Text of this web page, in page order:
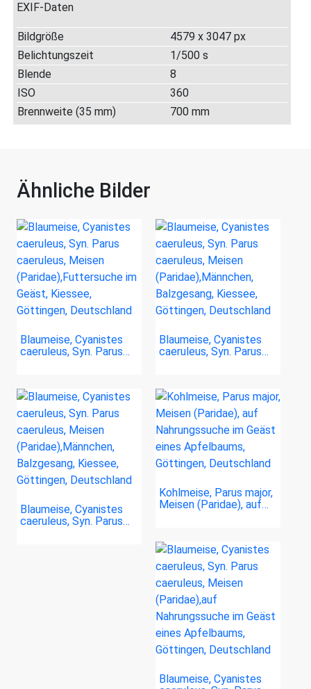
EXIF-Daten
Bildgröße
4579 x 3047 px
Belichtungszeit
1/500 s
Blende
8
ISO
360
Brennweite (35 mm)
700 mm
Ähnliche Bilder
Blaumeise, Cyanistes
caeruleus, Syn. Parus…
Blaumeise, Cyanistes
caeruleus, Syn. Parus…
Blaumeise, Cyanistes
caeruleus, Syn. Parus…
Kohlmeise, Parus major,
Meisen (Paridae), auf…
Blaumeise, Cyanistes